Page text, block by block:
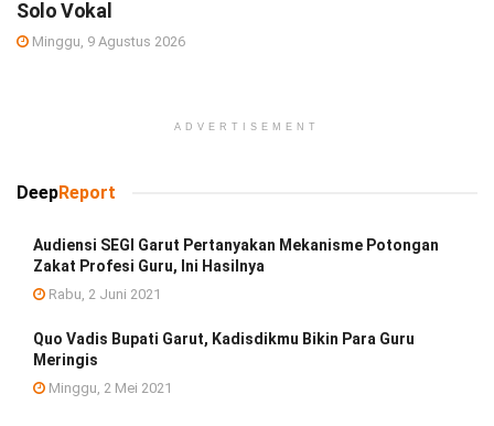
Solo Vokal
Minggu, 9 Agustus 2026
ADVERTISEMENT
DeepReport
Audiensi SEGI Garut Pertanyakan Mekanisme Potongan
Zakat Profesi Guru, Ini Hasilnya
Rabu, 2 Juni 2021
Quo Vadis Bupati Garut, Kadisdikmu Bikin Para Guru
Meringis
Minggu, 2 Mei 2021